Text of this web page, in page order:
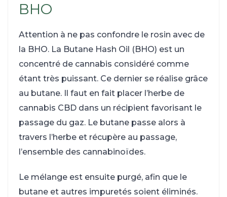
BHO
Attention à ne pas confondre le rosin avec de
la BHO. La Butane Hash Oil (BHO) est un
concentré de cannabis considéré comme
étant très puissant. Ce dernier se réalise grâce
au butane. Il faut en fait placer l’herbe de
cannabis CBD dans un récipient favorisant le
passage du gaz. Le butane passe alors à
travers l’herbe et récupère au passage,
l’ensemble des cannabinoïdes.
Le mélange est ensuite purgé, afin que le
butane et autres impuretés soient éliminés.